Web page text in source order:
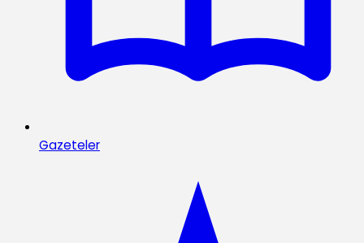
Gazeteler